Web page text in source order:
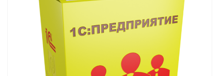
Смотреть проект